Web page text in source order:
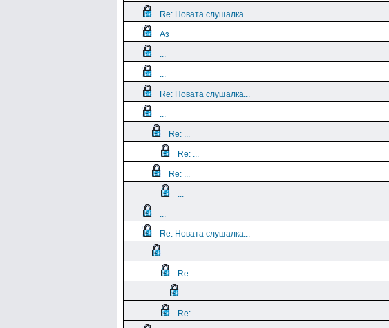
Re: Новата слушалка...
Аз
...
...
Re: Новата слушалка...
...
Re: ...
Re: ...
Re: ...
...
...
Re: Новата слушалка...
...
Re: ...
...
Re: ...